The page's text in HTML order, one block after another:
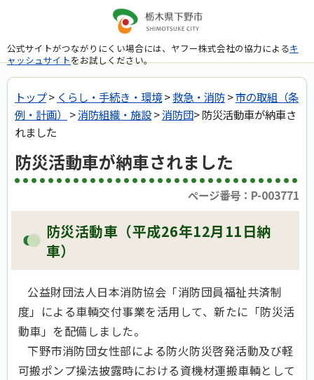
公式サイトがつながりにくい場合には、ヤフー株式会社の協力によるキ
ャッシュサイトをお試しください。
トップ> くらし・手続き・環境>救急・消防>市の取組（条
例・計画）
>消防組織・施設>消防団> 防災活動車が納車さ
れました
防災活動車が納車されました
ページ番号：P-003771
防災活動車（平成26年12月11日納
車）
公益財団法人日本消防協会「消防団員福祉共済制
度」による車輌交付事業を活用して、新たに「防災活
動車」を配備しました。
下野市消防団女性部による防火防災啓発活動及び軽
可搬ポンプ操法披露時における資機材運搬車輌として